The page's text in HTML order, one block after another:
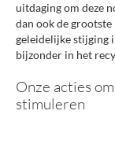
uitdaging om deze
dan ook de grootste
geleidelijke stijging
bijzonder in het
Onze acties
stimuleren